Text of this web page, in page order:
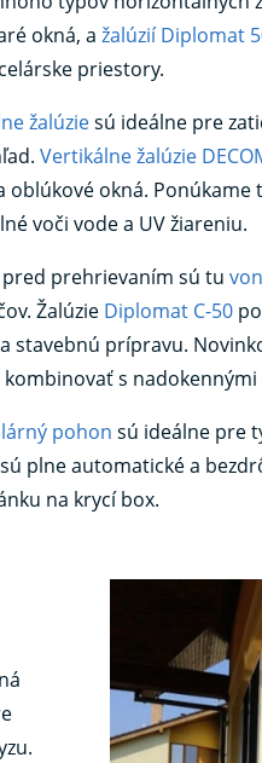
okná, a žalúzií Diplomat
priestory.
žalúziesú ideálne pre
Vertikálne žalúzie
oblúkové okná.
voči vode a UV žiareniu.
prehrievaním sú tu
Žalúzie Diplomat C-50
stavebnú prípravu.
s
pohon sú ideálne pre
plne automatické a
na krycí box.